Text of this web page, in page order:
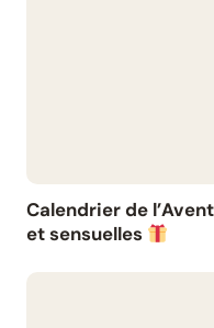
Calendrier de
et sensuelles